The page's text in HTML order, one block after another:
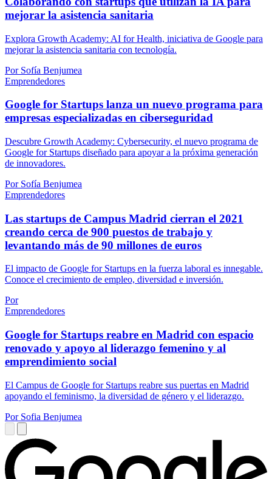
mejorar la asistencia sanitaria
Explora Growth Academy: AI for Health, iniciativa de Google para
mejorar la asistencia sanitaria con tecnología.
Por Sofía Benjumea
Emprendedores
Google for Startups lanza un nuevo programa para
empresas especializadas en ciberseguridad
Descubre Growth Academy: Cybersecurity, el nuevo programa de
Google for Startups diseñado para apoyar a la próxima generación
de innovadores.
Por Sofía Benjumea
Emprendedores
Las startups de Campus Madrid cierran el 2021
creando cerca de 900 puestos de trabajo y
levantando más de 90 millones de euros
El impacto de Google for Startups en la fuerza laboral es innegable.
Conoce el crecimiento de empleo, diversidad e inversión.
Por
Emprendedores
Google for Startups reabre en Madrid con espacio
renovado y apoyo al liderazgo femenino y al
emprendimiento social
El Campus de Google for Startups reabre sus puertas en Madrid
apoyando el feminismo, la diversidad de género y el liderazgo.
Por Sofia Benjumea